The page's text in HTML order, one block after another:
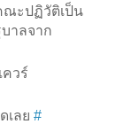
ณะปฏิวัติเป็น
าลจาก
วร์
เลย #